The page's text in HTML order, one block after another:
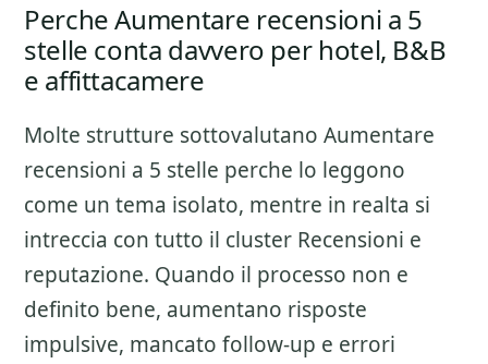
Perche Aumentare recensioni a 5
stelle conta davvero per hotel, B&B
e affittacamere
Molte strutture sottovalutano Aumentare
recensioni a 5 stelle perche lo leggono
come un tema isolato, mentre in realta si
intreccia con tutto il cluster Recensioni e
reputazione. Quando il processo non e
definito bene, aumentano risposte
impulsive, mancato follow-up e errori